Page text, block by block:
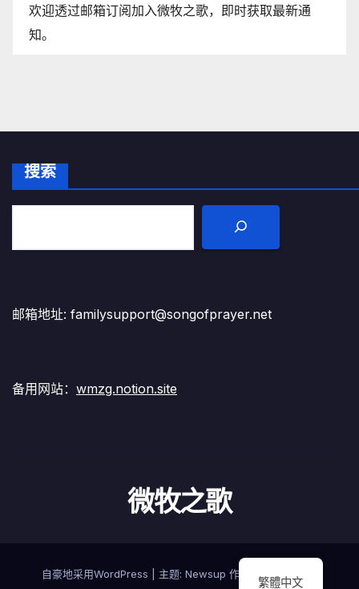
欢迎透过邮箱订阅加入微牧之歌，即时获取最新通
知。
搜索
邮箱地址: familysupport@songofprayer.net
备用网站： wmzg.notion.site
微牧之歌
自豪地采用WordPress 主题: Newsup 作者 Themeansar
繁體中文